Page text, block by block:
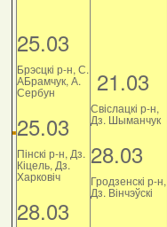
25.03
Брэсцкі р-н, С.
АБрамчук, А.
Сербун
25.03
Пінскі р-н, Дз.
Кіцель, Дз.
Харковіч
28.03
21.03
Свіслацкі р-н,
Дз. Шыманчук
28.03
Гродзенскі р-н,
Дз. Вінчэўскі